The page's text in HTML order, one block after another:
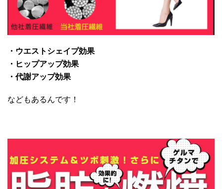
・ウエストシェイプ効果
・ヒップアップ効果
・代謝アップ効果
などもあるんです！